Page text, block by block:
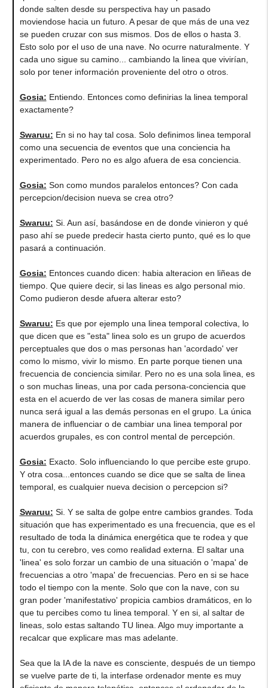
donde salten desde su perspectiva hay un pasado
moviendose hacia un futuro. A pesar de que más de una vez
se pueden cruzar con sus mismos. Dos de ellos o hasta 3.
Esto solo por el uso de una nave. No ocurre naturalmente. Y
cada uno sigue su camino... cambiando la linea que vivirían,
solo por tener información proveniente del otro o otros.
Gosia: Entiendo. Entonces como definirias la linea temporal
exactamente?
Swaruu: En si no hay tal cosa. Solo definimos linea temporal
como una secuencia de eventos que una conciencia ha
experimentado. Pero no es algo afuera de esa conciencia.
Gosia: Son como mundos paralelos entonces? Con cada
percepcion/decision nueva se crea otro?
Swaruu: Si. Aun así, basándose en de donde vinieron y qué
paso ahí se puede predecir hasta cierto punto, qué es lo que
pasará a continuación.
Gosia: Entonces cuando dicen: habia alteracion en liñeas de
tiempo. Que quiere decir, si las lineas es algo personal mio.
Como pudieron desde afuera alterar esto?
Swaruu: Es que por ejemplo una linea temporal colectiva, lo
que dicen que es "esta" linea solo es un grupo de acuerdos
perceptuales que dos o mas personas han 'acordado' ver
como lo mismo, vivir lo mismo. En parte porque tienen una
frecuencia de conciencia similar. Pero no es una sola linea, es
o son muchas lineas, una por cada persona-conciencia que
esta en el acuerdo de ver las cosas de manera similar pero
nunca será igual a las demás personas en el grupo. La única
manera de influenciar o de cambiar una linea temporal por
acuerdos grupales, es con control mental de percepción.
Gosia: Exacto. Solo influenciando lo que percibe este grupo.
Y otra cosa...entonces cuando se dice que se salta de linea
temporal, es cualquier nueva decision o percepcion si?
Swaruu: Si. Y se salta de golpe entre cambios grandes. Toda
situación que has experimentado es una frecuencia, que es el
resultado de toda la dinámica energética que te rodea y que
tu, con tu cerebro, ves como realidad externa. El saltar una
'linea' es solo forzar un cambio de una situación o 'mapa' de
frecuencias a otro 'mapa' de frecuencias. Pero en si se hace
todo el tiempo con la mente. Solo que con la nave, con su
gran poder 'manifestativo' propicia cambios dramáticos, en lo
que tu percibes como tu linea temporal. Y en si, al saltar de
lineas, solo estas saltando TU linea. Algo muy importante a
recalcar que explicare mas mas adelante.
Sea que la IA de la nave es consciente, después de un tiempo
se vuelve parte de ti, la interfase ordenador mente es muy